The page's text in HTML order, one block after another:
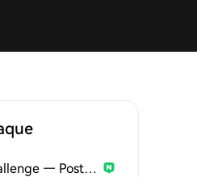
HTX Creation Challenge — Post and Win 1,500U